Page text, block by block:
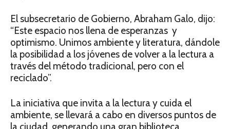
El subsecretario de Gobierno, Abraham Galo, dijo:
“Este espacio nos llena de esperanzas y
optimismo. Unimos ambiente y literatura, dándole
la posibilidad a los jóvenes de volver a la lectura a
través del método tradicional, pero con el
reciclado”.
La iniciativa que invita a la lectura y cuida el
ambiente, se llevará a cabo en diversos puntos de